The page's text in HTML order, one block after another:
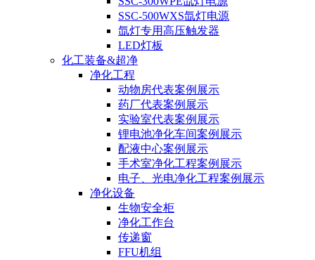
SSC-500WXS氙灯电源
氙灯专用高压触发器
LED灯板
化工装备&超净
净化工程
动物房代表案例展示
药厂代表案例展示
实验室代表案例展示
锂电池净化车间案例展示
配液中心案例展示
手术室净化工程案例展示
电子、光电净化工程案例展示
净化设备
生物安全柜
净化工作台
传递窗
FFU机组